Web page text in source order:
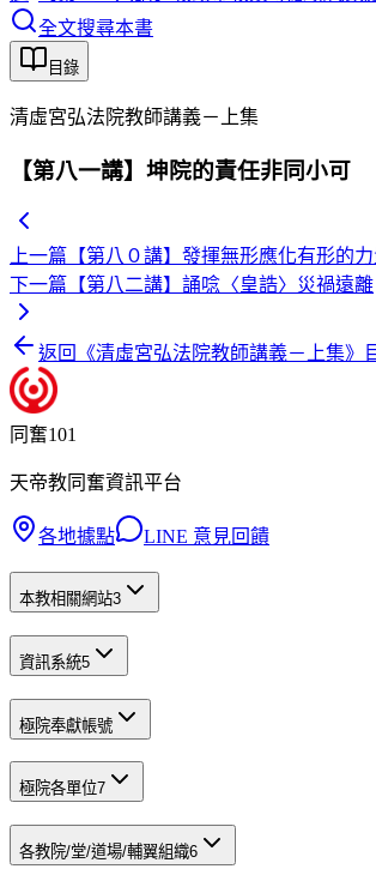
全文搜尋本書
目錄
清虛宮弘法院教師講義－上集
【第八一講】坤院的責任非同小可
上一篇 【第八０講】發揮無形應化有形的
下一篇 【第八二講】誦唸〈皇誥〉災禍遠離
返回《清虛宮弘法院教師講義－上集》
同奮101
天帝教同奮資訊平台
各地據點 LINE 意見回饋
本教相關網站3
資訊系統5
極院奉獻帳號
極院各單位7
各教院/堂/道場/輔翼組織6